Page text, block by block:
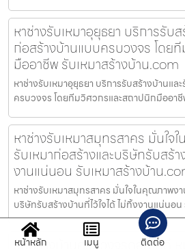
หาช่างรับเหมาอุยุธยา บริการรับ
ก่อสร้างบ้านแบบครบวงจร โดย
มืออาชีพ รับเหมาสร้างบ้าน.com
หาช่างรับเหมาอุยุธยา บริการรับสร้างบ้านแล
ครบวงจร โดยทีมวิศวกรและสถาปนิกมืออาชี
หาช่างรับเหมาสมุทรสาคร มั่นใ
รับเหมาก่อสร้างและบริษัทรับสร้า
งานแน่นอน รับเหมาสร้างบ้าน
หาช่างรับเหมาสมุทรสาคร มั่นใจในคุณภาพง
บริษัทรับสร้างบ้านที่ไว้ใจได้ ไม่ทิ้งงานแน่นอน
หน้าหลัก เมนู ติดต่อ